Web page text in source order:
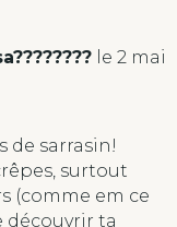
le 2 mai
de sarrasin!
surtout
(comme em ce
découvrir ta